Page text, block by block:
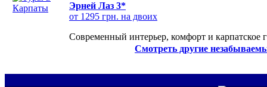
Эрней Лаз 3*
от 1295 грн. на двоих
Современный интерьер, комфорт и карпатское
Смотреть другие